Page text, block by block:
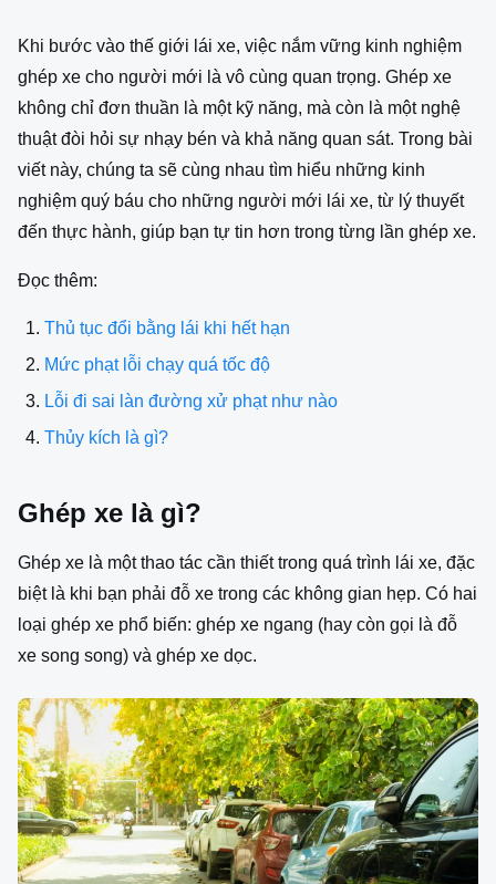
Khi bước vào thế giới lái xe, việc nắm vững kinh nghiệm
ghép xe cho người mới là vô cùng quan trọng. Ghép xe
không chỉ đơn thuần là một kỹ năng, mà còn là một nghệ
thuật đòi hỏi sự nhạy bén và khả năng quan sát. Trong bài
viết này, chúng ta sẽ cùng nhau tìm hiểu những kinh
nghiệm quý báu cho những người mới lái xe, từ lý thuyết
đến thực hành, giúp bạn tự tin hơn trong từng lần ghép xe.
Đọc thêm:
Thủ tục đổi bằng lái khi hết hạn
Mức phạt lỗi chạy quá tốc độ
Lỗi đi sai làn đường xử phạt như nào
Thủy kích là gì?
Ghép xe là gì?
Ghép xe là một thao tác cần thiết trong quá trình lái xe, đặc
biệt là khi bạn phải đỗ xe trong các không gian hẹp. Có hai
loại ghép xe phổ biến: ghép xe ngang (hay còn gọi là đỗ
xe song song) và ghép xe dọc.